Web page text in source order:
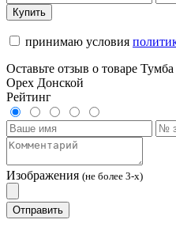
Купить
принимаю условия
Оставьте отзыв о товаре
Орех Донской
Рейтинг
Изображения (не более 3-х)
Отправить